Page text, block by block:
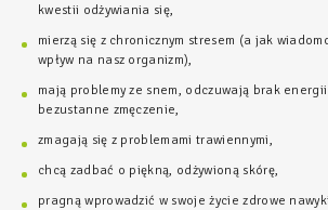
kwestii odżywiania się,
mierzą się z chronicznym stresem (a jak
wpływ na nasz organizm),
mają problemy ze snem, odczuwają brak
bezustanne zmęczenie,
zmagają się z problemami trawiennymi,
chcą zadbać o piękną, odżywioną skórę,
pragną wprowadzić w swoje życie zdrowe